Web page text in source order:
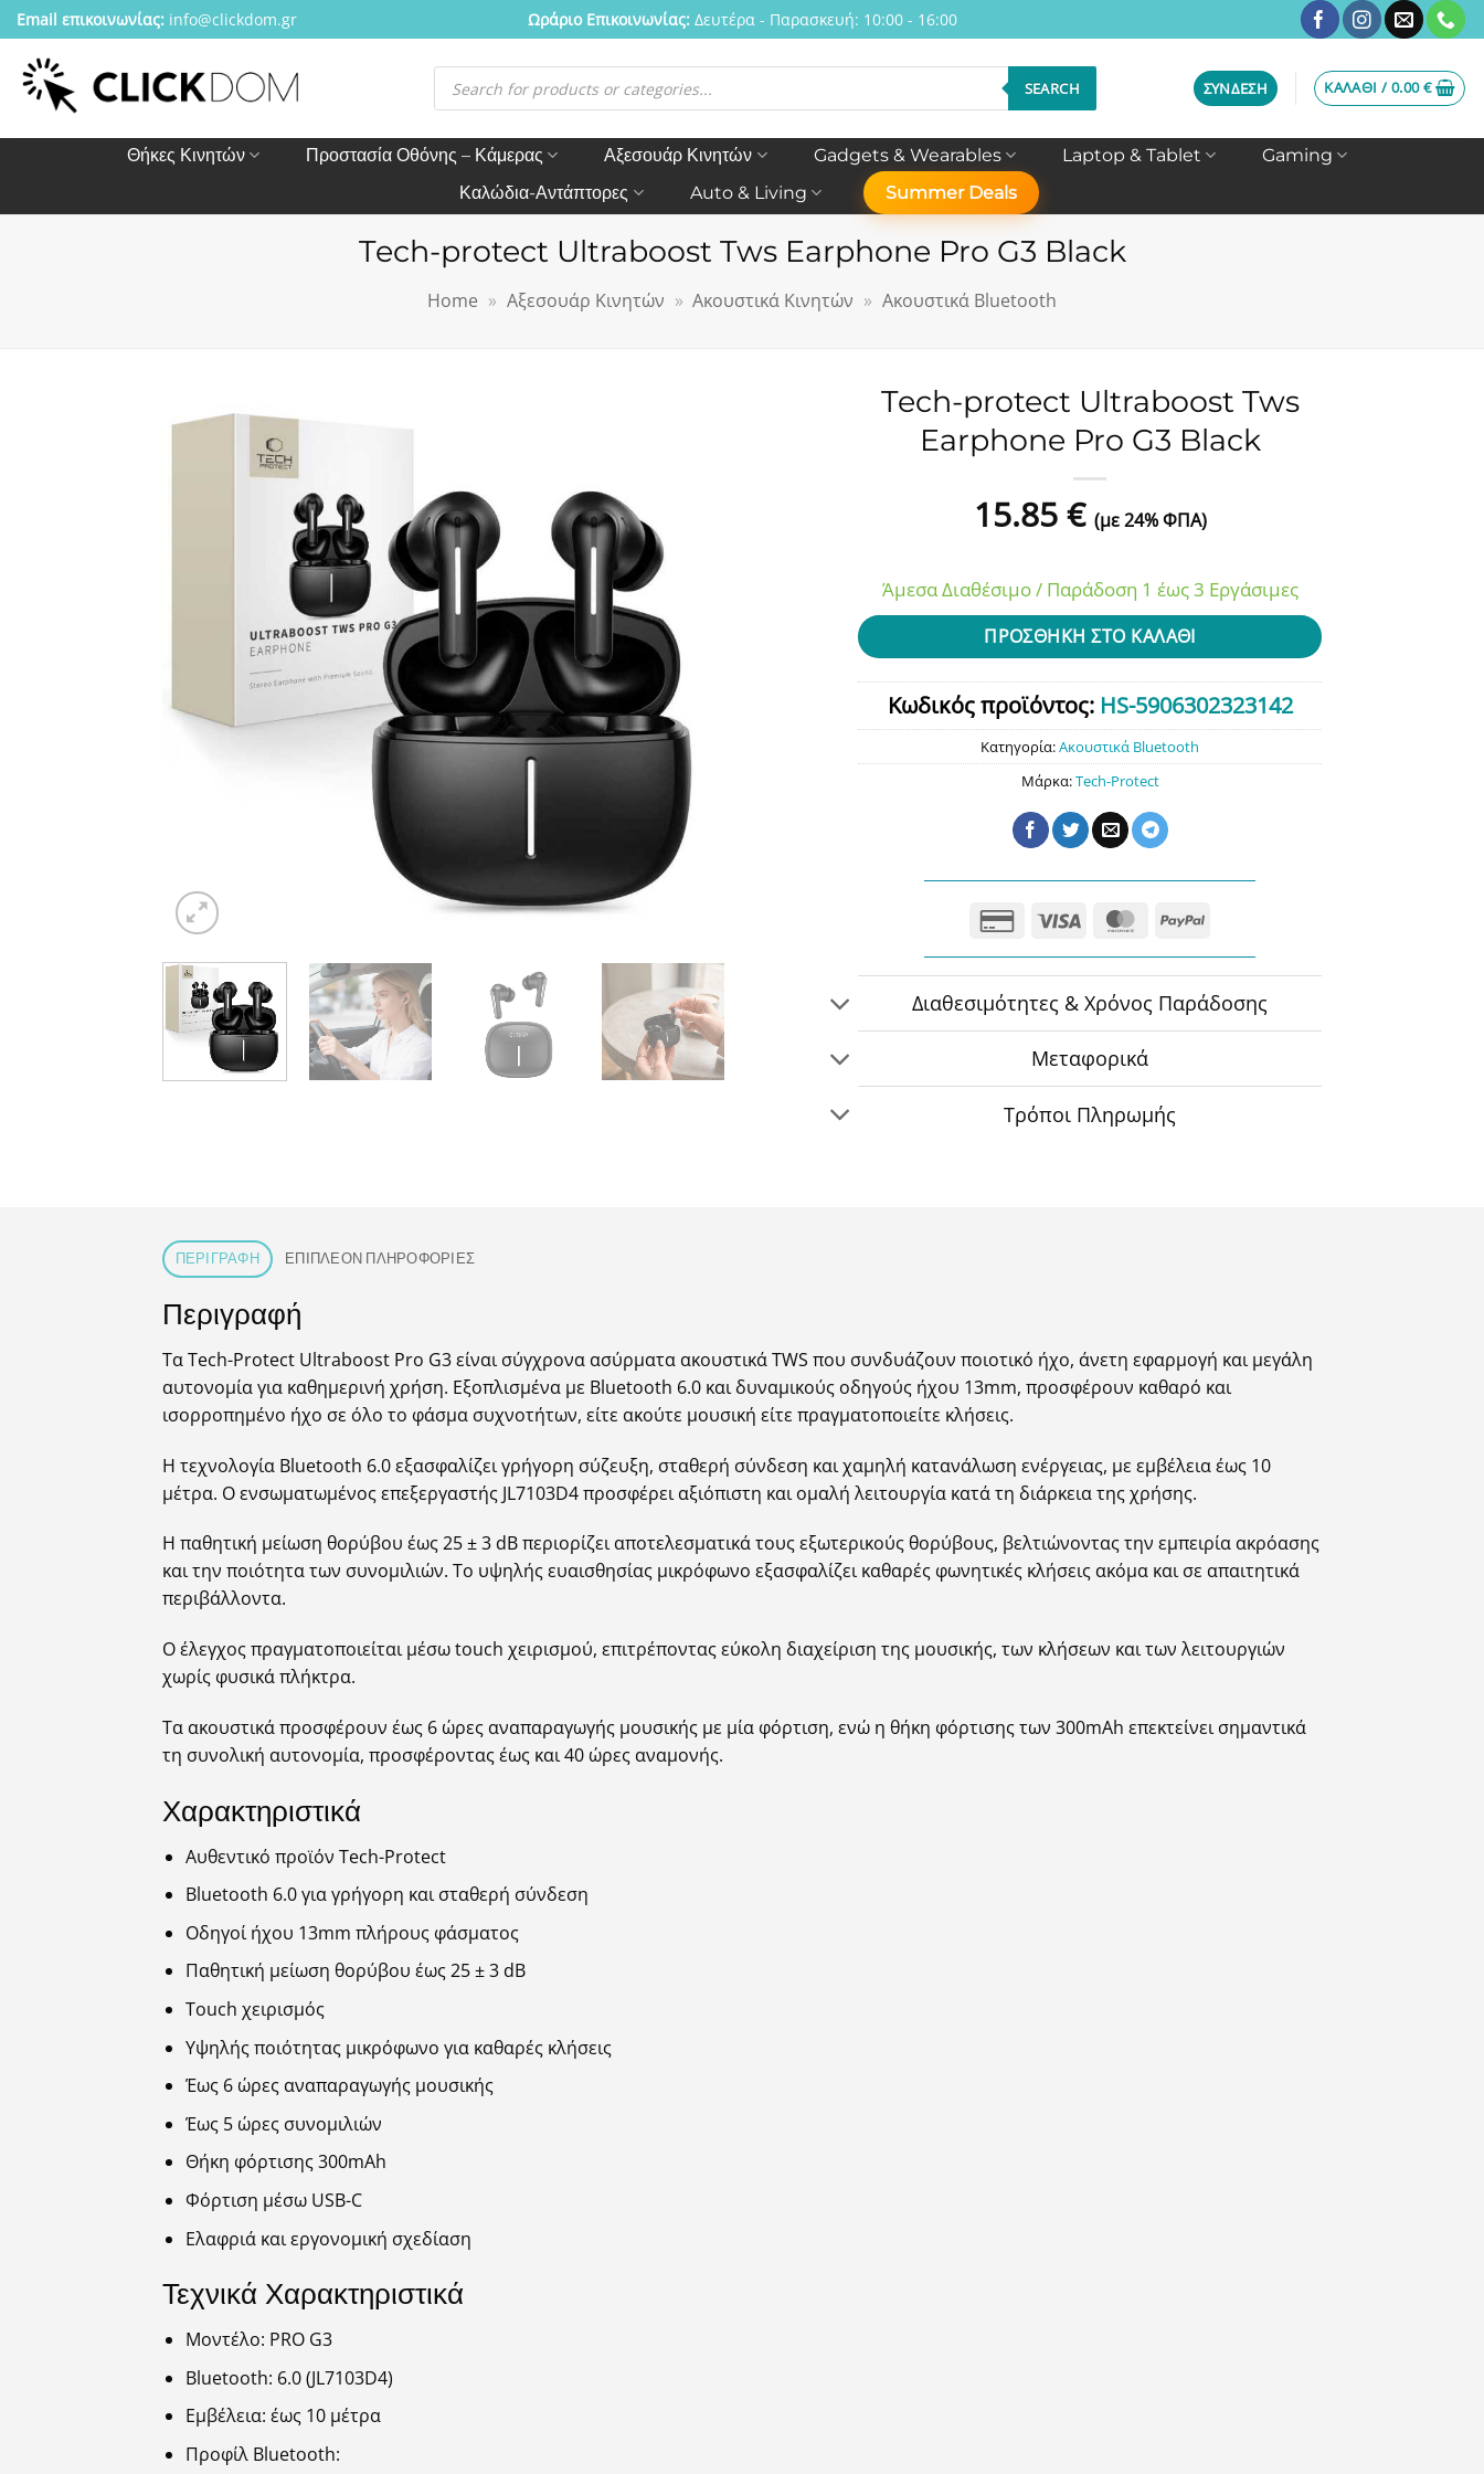
Μετάβαση
στο
περιεχόμενο
Email επικοινωνίας: info@clickdom.gr Ωράριο Eπικοινωνίας:Δευτέρα - Παρασκευή: 10:00 - 16:00
Αναζήτηση
προϊόντων SEARCH ΣΎΝΔΕΣΗ ΚΑΛΆΘΙ /0.00€
Θήκες Κινητών Προστασία Οθόνης – Κάμερας Αξεσουάρ Κινητών Gadgets & Wearables Laptop & Tablet
Gaming
Καλώδια-Αντάπτορες
Auto & Living Summer Deals
Tech-protect Ultraboost Tws Earphone Pro G3 Black
Home » Αξεσουάρ Κινητών » Ακουστικά Κινητών » Ακουστικά Bluetooth
Tech-protect Ultraboost Tws
Earphone Pro G3 Black
15.85€ (με 24% ΦΠΑ)
Άμεσα Διαθέσιμο / Παράδοση 1 έως 3 Εργάσιμες
ΠΡΟΣΘΉΚΗ ΣΤΟ ΚΑΛΆΘΙ
Κωδικός προϊόντος: HS-5906302323142
Κατηγορία:Ακουστικά Bluetooth
Μάρκα:Tech-Protect
Credit
2
Visa MasterCard
PayPal
Διαθεσιμότητες & Χρόνος Παράδοσης
Μεταφορικά
Τρόποι Πληρωμής
ΠΕΡΙΓΡΑΦΉ ΕΠΙΠΛΈΟΝ ΠΛΗΡΟΦΟΡΊΕΣ
Περιγραφή
Τα Tech-Protect Ultraboost Pro G3 είναι σύγχρονα ασύρματα ακουστικά TWS που συνδυάζουν ποιοτικό ήχο, άνετη εφαρμογή και μεγάλη
αυτονομία για καθημερινή χρήση. Εξοπλισμένα με Bluetooth 6.0 και δυναμικούς οδηγούς ήχου 13mm, προσφέρουν καθαρό και
ισορροπημένο ήχο σε όλο το φάσμα συχνοτήτων, είτε ακούτε μουσική είτε πραγματοποιείτε κλήσεις.
Η τεχνολογία Bluetooth 6.0 εξασφαλίζει γρήγορη σύζευξη, σταθερή σύνδεση και χαμηλή κατανάλωση ενέργειας, με εμβέλεια έως 10
μέτρα. Ο ενσωματωμένος επεξεργαστής JL7103D4 προσφέρει αξιόπιστη και ομαλή λειτουργία κατά τη διάρκεια της χρήσης.
Η παθητική μείωση θορύβου έως 25 ± 3 dB περιορίζει αποτελεσματικά τους εξωτερικούς θορύβους, βελτιώνοντας την εμπειρία ακρόασης
και την ποιότητα των συνομιλιών. Το υψηλής ευαισθησίας μικρόφωνο εξασφαλίζει καθαρές φωνητικές κλήσεις ακόμα και σε απαιτητικά
περιβάλλοντα.
Ο έλεγχος πραγματοποιείται μέσω touch χειρισμού, επιτρέποντας εύκολη διαχείριση της μουσικής, των κλήσεων και των λειτουργιών
χωρίς φυσικά πλήκτρα.
Τα ακουστικά προσφέρουν έως 6 ώρες αναπαραγωγής μουσικής με μία φόρτιση, ενώ η θήκη φόρτισης των 300mAh επεκτείνει σημαντικά
τη συνολική αυτονομία, προσφέροντας έως και 40 ώρες αναμονής.
Χαρακτηριστικά
Αυθεντικό προϊόν Tech-Protect
Bluetooth 6.0 για γρήγορη και σταθερή σύνδεση
Οδηγοί ήχου 13mm πλήρους φάσματος
Παθητική μείωση θορύβου έως 25 ± 3 dB
Touch χειρισμός
Υψηλής ποιότητας μικρόφωνο για καθαρές κλήσεις
Έως 6 ώρες αναπαραγωγής μουσικής
Έως 5 ώρες συνομιλιών
Θήκη φόρτισης 300mAh
Φόρτιση μέσω USB-C
Ελαφριά και εργονομική σχεδίαση
Τεχνικά Χαρακτηριστικά
Μοντέλο: PRO G3
Bluetooth: 6.0 (JL7103D4)
Εμβέλεια: έως 10 μέτρα
Προφίλ Bluetooth: